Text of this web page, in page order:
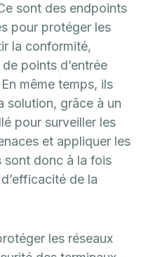
sont des endpoints
pour protéger les
la conformité,
points d’entrée
même temps, ils
solution, grâce à un
pour surveiller les
et appliquer les
sont donc à la fois
de la
les réseaux